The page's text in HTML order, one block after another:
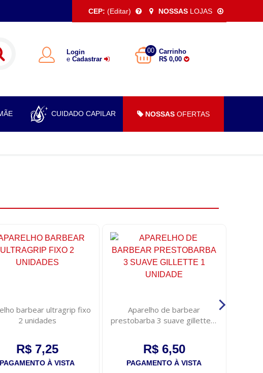
CEP: (Editar) NOSSAS LOJAS
Login
e Cadastrar
00
Carrinho
R$ 0,00
CUIDADO CAPILAR NOSSAS OFERTAS
barbear ultragrip fixo
2 unidades
R$ 7,25
PAGAMENTO À VISTA
Aparelho de barbear
prestobarba 3 suave gillette 1
R$ 6,50
PAGAMENTO À VISTA